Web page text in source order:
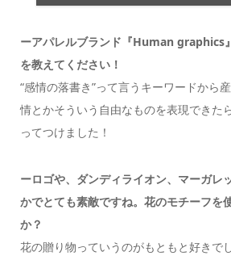
ーアパレルブランド『Human graphics
を教えてください！
“感情の落書き”って言うキーワードから
情とかそういう自由なものを表現できた
ってつけました！
ーロゴや、ダンディライオン、マーガレ
かでとても素敵ですね。花のモチーフを
か？
花の贈り物っていうのがもともと好きでし